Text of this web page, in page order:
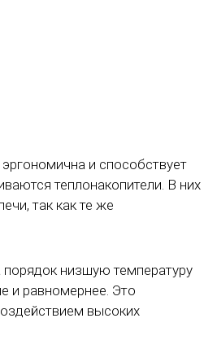
и способствует
теплонакопители. В них
так как те же
низшую температуру
и равномернее. Это
высоких